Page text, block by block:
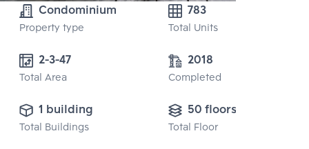
Condominium
Property type
783
Total Units
2-3-47
Total Area
2018
Completed
1 building
Total Buildings
50 floors
Total Floor